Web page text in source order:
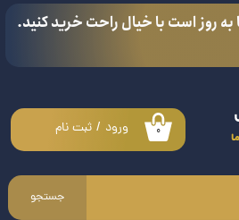
جستجو
۰ ورود / ثبت نام
روز است با خیال راحت خرید کنید.